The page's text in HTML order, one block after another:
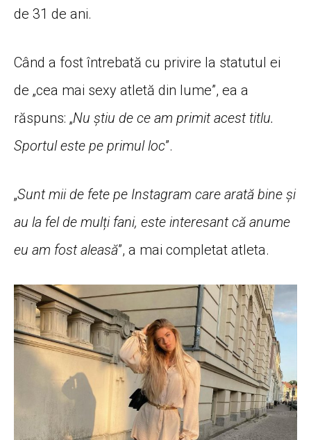
de 31 de ani.
Când a fost întrebată cu privire la statutul ei
de „cea mai sexy atletă din lume”, ea a
răspuns: „Nu știu de ce am primit acest titlu.
Sportul este pe primul loc”.
„Sunt mii de fete pe Instagram care arată bine și
au la fel de mulți fani, este interesant că anume
eu am fost aleasă”, a mai completat atleta.